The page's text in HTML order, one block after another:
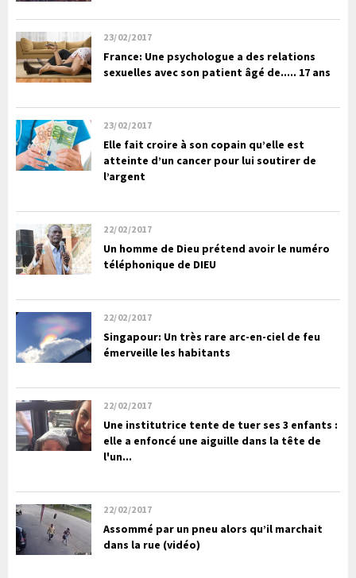
23/02/2017
France: Une psychologue a des relations
sexuelles avec son patient âgé de..... 17 ans
23/02/2017
Elle fait croire à son copain qu’elle est
atteinte d’un cancer pour lui soutirer de
l’argent
22/02/2017
Un homme de Dieu prétend avoir le numéro
téléphonique de DIEU
22/02/2017
Singapour: Un très rare arc-en-ciel de feu
émerveille les habitants
22/02/2017
Une institutrice tente de tuer ses 3 enfants :
elle a enfoncé une aiguille dans la tête de
l'un...
22/02/2017
Assommé par un pneu alors qu’il marchait
dans la rue (vidéo)